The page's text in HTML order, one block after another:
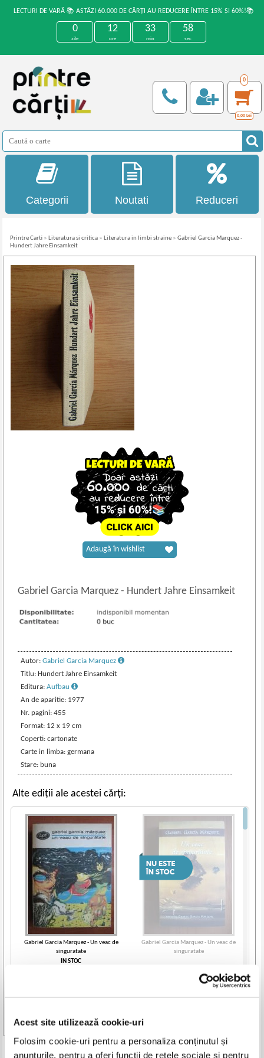
Acest site utilizează cookie-uri
Folosim cookie-uri pentru a personaliza conținutul și
anunțurile, pentru a oferi funcții de rețele sociale și pentru
LECTURI DE VARĂ 📚 ASTĂZI 60.000 DE CĂRȚI AU REDUCERE ÎNTRE 15% ȘI 60%!📚
0
zile
12
ore
33
min
57
sec
0
0,00 Lei
Categorii Noutati Reduceri
Printre Carti » Literatura si critica » Literatura in limbi straine »Gabriel Garcia Marquez -
Hundert Jahre Einsamkeit
Gabriel Garcia Marquez- Hundert Jahre Einsamkeit
Autor:Gabriel Garcia Marquez
Titlu: Hundert Jahre Einsamkeit
Editura:Aufbau
An de aparitie: 1977
Nr. pagini: 455
Format: 12 x 19 cm
Coperti: cartonate
Carte in limba: germana
Stare: buna
Adaugă în wishlist
Alte ediții ale acestei cărți:
Gabriel Garcia Marquez - Un veac de
singuratate
IN STOC
Gabriel Garcia Marquez - Un veac de
singuratate
Vezi toate edițiile »
Produse din aceeasi categorie